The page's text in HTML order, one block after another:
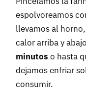
espolvoreamos
llevamos al
calor arriba y
minutos o hasta
dejamos enfriar
consumir.